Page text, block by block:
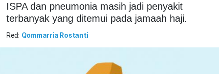
ISPA dan pneumonia masih jadi penyakit
terbanyak yang ditemui pada jamaah haji.
Red: Qommarria Rostanti